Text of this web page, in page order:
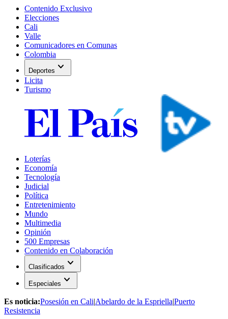
Contenido Exclusivo
Elecciones
Cali
Valle
Comunicadores en Comunas
Colombia
Deportes expand_more
Licita
Turismo
Loterías
Economía
Tecnología
Judicial
Política
Entretenimiento
Mundo
Multimedia
Opinión
500 Empresas
Contenido en Colaboración
Clasificados expand_more
Especiales expand_more
Es noticia:Posesión en Cali|Abelardo de la Espriella|Puerto
Resistencia